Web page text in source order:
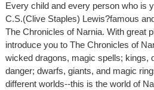
Every child and every person who is
C.S.(Clive Staples) Lewis?famous
The Chronicles of Narnia. With great
introduce you to The Chronicles of
wicked dragons, magic spells; kings,
danger; dwarfs, giants, and magic
different worlds--this is the world of